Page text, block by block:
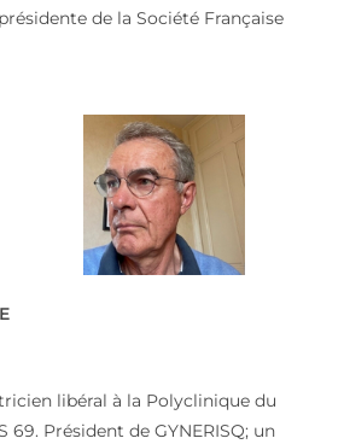
de la Société Française
libéral à la Polyclinique du
69. Président de GYNERISQ; un